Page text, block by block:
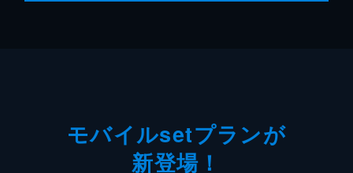
モバイルsetプランが
新登場！